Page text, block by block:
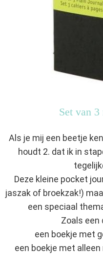
Set van
Als je mij een beetje
houdt 2. dat ik in
Deze kleine pocket
jaszak of broekzak!)
een speciaal
Zoals een
een boekje met
een boekje met